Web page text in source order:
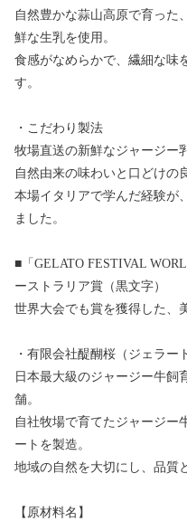
自然豊かな蒜山高原で育った
鮮な生乳を使用。
食感がなめらかで、繊細な味
す。
・こだわり製法
牧場直送の新鮮なジャージー
自然由来の味わいと口どけの
本場イタリアで学んだ経験が
ました。
■「GELATO FESTIVAL
ーストラリア賞（黒文字）
世界大会でも賞を獲得した、
・有限会社醍醐桜（ジェラー
日本最大級のジャージー牛飼
舗。
自社牧場で育てたジャージー
ートを製造。
地域の自然を大切にし、品質
【原材料名】